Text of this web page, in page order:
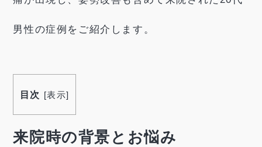
男性の症例をご紹介します。
目次 [表示]
来院時の背景とお悩み